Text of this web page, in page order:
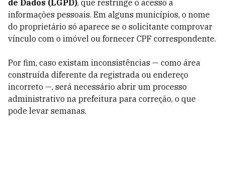
de Dados (LGPD), que restringe o acesso a
informações pessoais. Em alguns municípios, o nome
do proprietário só aparece se o solicitante comprovar
vínculo com o imóvel ou fornecer CPF correspondente.
Por fim, caso existam inconsistências — como área
construída diferente da registrada ou endereço
incorreto —, será necessário abrir um processo
administrativo na prefeitura para correção, o que
pode levar semanas.